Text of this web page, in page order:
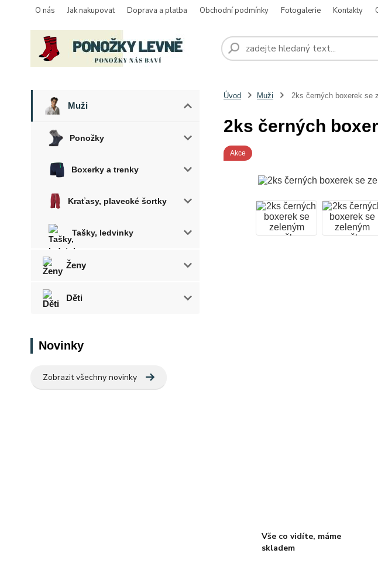
O nás Jak nakupovat Doprava a platba Obchodní podmínky Fotogalerie Kontakty
Muži
Ponožky
Boxerky a trenky
Kraťasy, plavecké šortky
Tašky, ledvinky
Ženy
Děti
Novinky
Zobrazit všechny novinky
Úvod Muži 2ks černých boxerek se
2ks černých
Akce
Vše co vidíte, máme
skladem